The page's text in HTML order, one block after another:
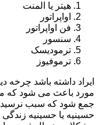
هیتر یا المنت
اواپراتور
فن اواپراتور
سنسور
ترمودیسک
ترموفیوز
ایراد داشته باشد
مورد باعث می شود که
جمع شود که سبب
حسینیه یا حسینیه